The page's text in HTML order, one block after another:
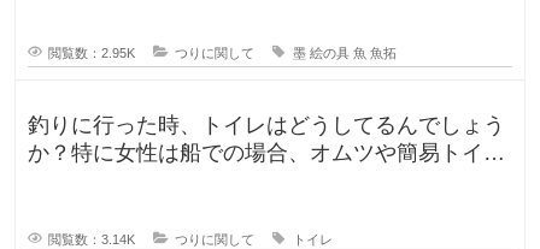
閲覧数：2.95K つりに関して 墨 絵の具 魚 魚拓
釣りに行った時、トイレはどうしてるんでしょう
か？特に女性は船での場合、オムツや簡易トイレ
閲覧数：3.14K つりに関して トイレ